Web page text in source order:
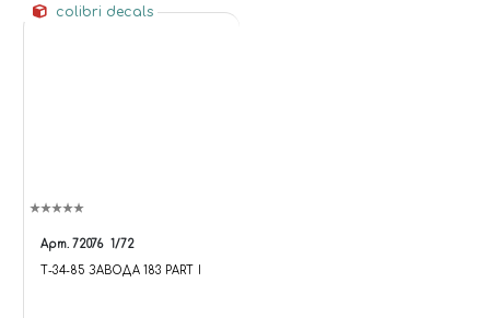
colibri decals
Арт. 72076 1/72
Т-34-85 ЗАВОДА 183 PART I